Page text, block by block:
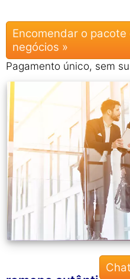
Encomendar o
negócios »
Pagamento único, sem